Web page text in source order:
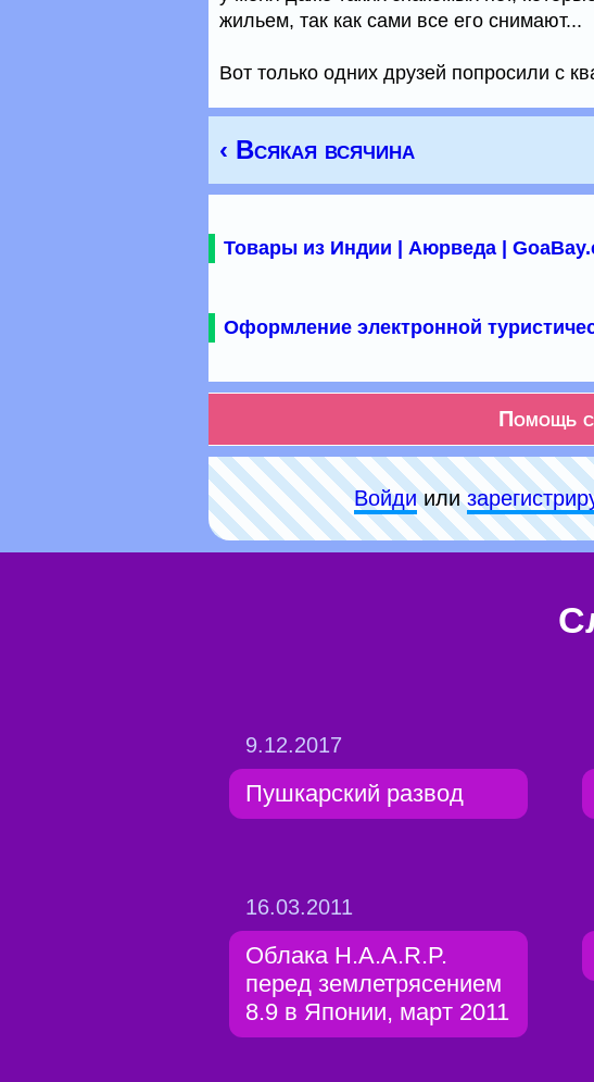
жильем, так как сами все его снимают...
Вот только одних друзей попросили с
‹ Всякая всячина
Товары из Индии | Аюрведа |
Оформление электронной
Помощь
Войдиили
9.12.2017
Пушкарский развод
16.03.2011
Облака H.A.A.R.P.
перед землетрясением
8.9 в Японии, март 2011